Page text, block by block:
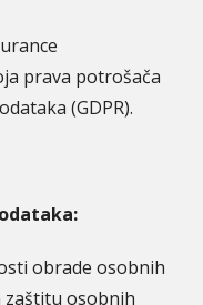
prava potrošača
(GDPR).
obrade osobnih
zaštitu osobnih